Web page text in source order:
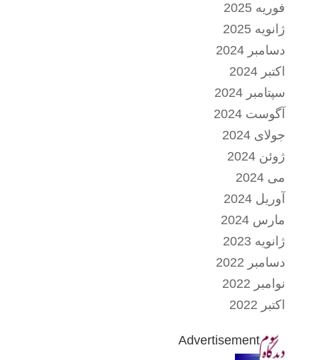
فوریه 2025
ژانویه 2025
دسامبر 2024
اکتبر 2024
سپتامبر 2024
آگوست 2024
جولای 2024
ژوئن 2024
می 2024
آوریل 2024
مارس 2024
ژانویه 2023
دسامبر 2022
نوامبر 2022
اکتبر 2022
Advertisement